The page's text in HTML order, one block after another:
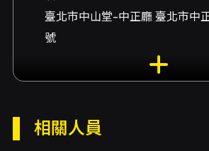
臺北市中山堂-中正廳 臺北市中
號
享愛樂青少年弦樂團、演出團隊
相關人員